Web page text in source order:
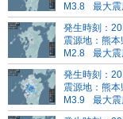
M3.8
最大
発生時刻：
震源地：熊
M2.8
最大
発生時刻：
震源地：熊
M3.9
最大